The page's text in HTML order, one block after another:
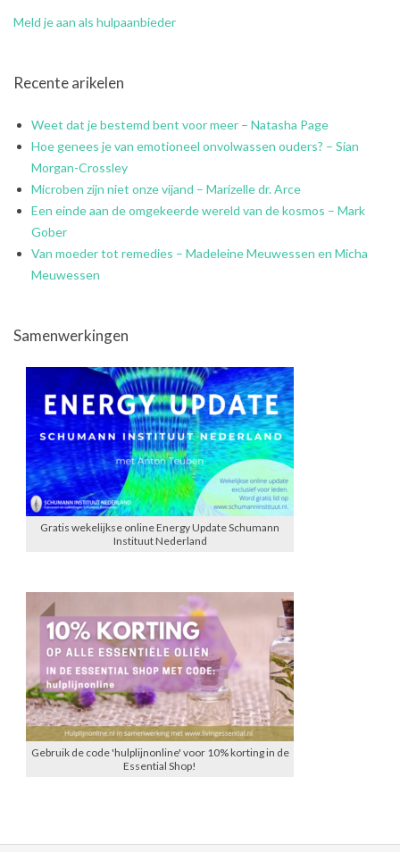
Meld je aan als hulpaanbieder
Recente arikelen
Weet dat je bestemd bent voor meer – Natasha Page
Hoe genees je van emotioneel onvolwassen ouders? – Sian
Morgan-Crossley
Microben zijn niet onze vijand – Marizelle dr. Arce
Een einde aan de omgekeerde wereld van de kosmos – Mark
Gober
Van moeder tot remedies – Madeleine Meuwessen en Micha
Meuwessen
Samenwerkingen
Gratis wekelijkse online Energy Update Schumann
Instituut Nederland
Gebruik de code 'hulplijnonline' voor 10% korting in de
Essential Shop!